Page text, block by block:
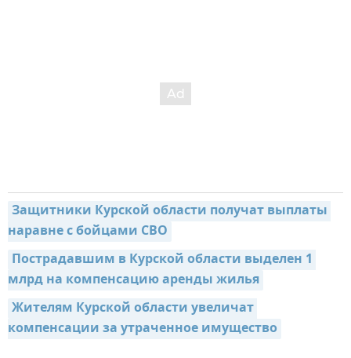
Защитники Курской области получат выплаты
наравне с бойцами СВО
Пострадавшим в Курской области выделен 1
млрд на компенсацию аренды жилья
Жителям Курской области увеличат
компенсации за утраченное имущество